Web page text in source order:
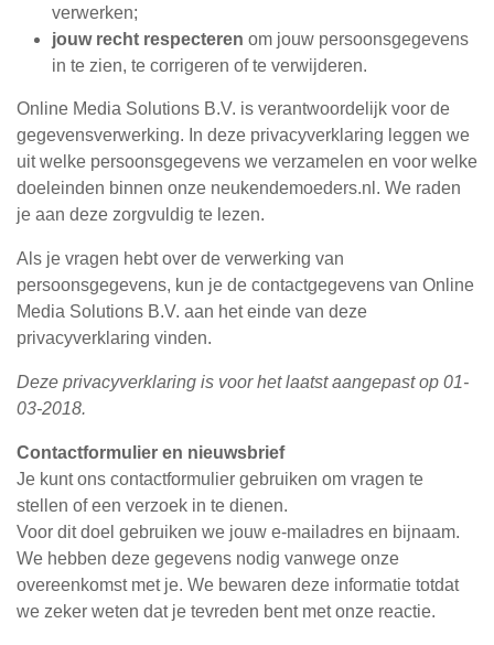
verwerken;
jouw recht respecteren om jouw persoonsgegevens
in te zien, te corrigeren of te verwijderen.
Online Media Solutions B.V. is verantwoordelijk voor de
gegevensverwerking. In deze privacyverklaring leggen we
uit welke persoonsgegevens we verzamelen en voor welke
doeleinden binnen onze neukendemoeders.nl. We raden
je aan deze zorgvuldig te lezen.
Als je vragen hebt over de verwerking van
persoonsgegevens, kun je de contactgegevens van Online
Media Solutions B.V. aan het einde van deze
privacyverklaring vinden.
Deze privacyverklaring is voor het laatst aangepast op 01-
03-2018.
Contactformulier en nieuwsbrief
Je kunt ons contactformulier gebruiken om vragen te
stellen of een verzoek in te dienen.
Voor dit doel gebruiken we jouw e-mailadres en bijnaam.
We hebben deze gegevens nodig vanwege onze
overeenkomst met je. We bewaren deze informatie totdat
we zeker weten dat je tevreden bent met onze reactie.